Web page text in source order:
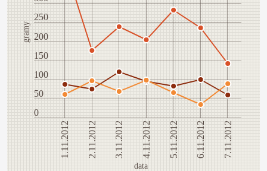
0
50
100
150
200
250
1.11.2012 2.11.2012 3.11.2012 4.11.2012 5.11.2012 6.11.2012 7.11.2012
gramy
data